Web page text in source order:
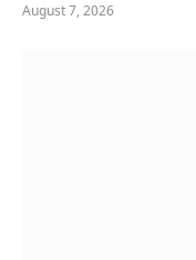
August 7, 2026